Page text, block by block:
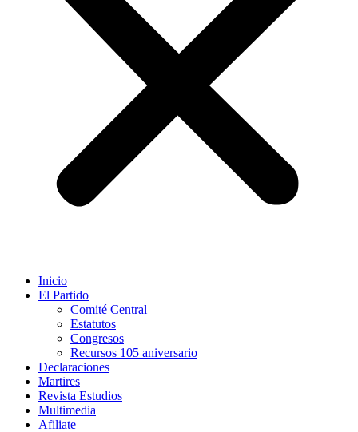
Inicio
El Partido
Comité Central
Estatutos
Congresos
Recursos 105 aniversario
Declaraciones
Martires
Revista Estudios
Multimedia
Afiliate